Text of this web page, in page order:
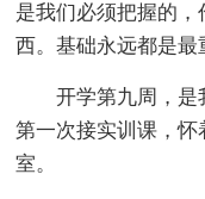
是我们必须把握的
西。基础永远都是最
开学第九周，是
第一次接实训课，
室。